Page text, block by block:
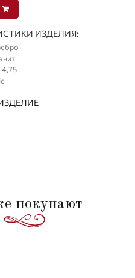
ИЗДЕЛИЯ:
4,75
покупают